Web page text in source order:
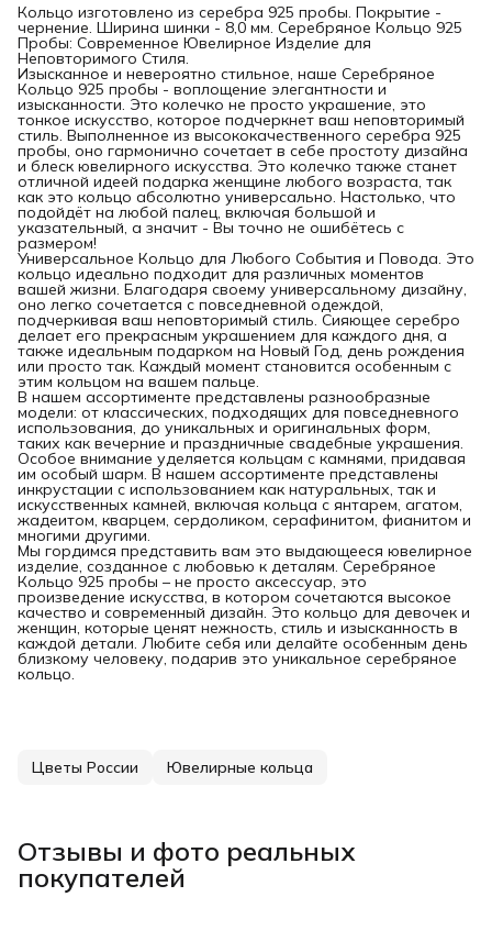
Кольцо изготовлено из серебра 925 пробы. Покрытие -
чернение. Ширина шинки - 8,0 мм. Серебряное Кольцо 925
Пробы: Современное Ювелирное Изделие для
Неповторимого Стиля.
Изысканное и невероятно стильное, наше Серебряное
Кольцо 925 пробы - воплощение элегантности и
изысканности. Это колечко не просто украшение, это
тонкое искусство, которое подчеркнет ваш неповторимый
стиль. Выполненное из высококачественного серебра 925
пробы, оно гармонично сочетает в себе простоту дизайна
и блеск ювелирного искусства. Это колечко также станет
отличной идеей подарка женщине любого возраста, так
как это кольцо абсолютно универсально. Настолько, что
подойдёт на любой палец, включая большой и
указательный, а значит - Вы точно не ошибётесь с
размером!
Универсальное Кольцо для Любого События и Повода. Это
кольцо идеально подходит для различных моментов
вашей жизни. Благодаря своему универсальному дизайну,
оно легко сочетается с повседневной одеждой,
подчеркивая ваш неповторимый стиль. Сияющее серебро
делает его прекрасным украшением для каждого дня, а
также идеальным подарком на Новый Год, день рождения
или просто так. Каждый момент становится особенным с
этим кольцом на вашем пальце.
В нашем ассортименте представлены разнообразные
модели: от классических, подходящих для повседневного
использования, до уникальных и оригинальных форм,
таких как вечерние и праздничные свадебные украшения.
Особое внимание уделяется кольцам с камнями, придавая
им особый шарм. В нашем ассортименте представлены
инкрустации с использованием как натуральных, так и
искусственных камней, включая кольца с янтарем, агатом,
жадеитом, кварцем, сердоликом, серафинитом, фианитом и
многими другими.
Мы гордимся представить вам это выдающееся ювелирное
изделие, созданное с любовью к деталям. Серебряное
Кольцо 925 пробы – не просто аксессуар, это
произведение искусства, в котором сочетаются высокое
качество и современный дизайн. Это кольцо для девочек и
женщин, которые ценят нежность, стиль и изысканность в
каждой детали. Любите себя или делайте особенным день
близкому человеку, подарив это уникальное серебряное
кольцо.
Цветы России Ювелирные кольца
Отзывы и фото реальных
покупателей